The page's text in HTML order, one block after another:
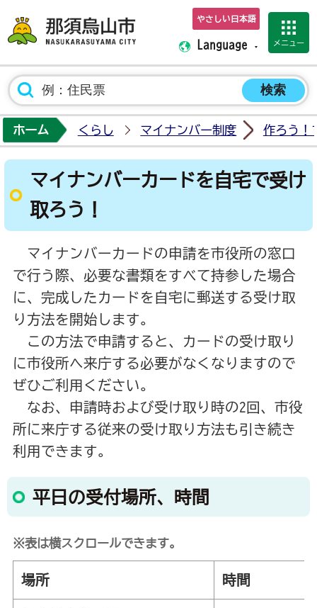
那須烏山市ホーム
やさしい日本語
Language メニュー
ホーム くらし マイナンバー制度 作ろう！
マイナンバーカードを自宅で受け
取ろう！
マイナンバーカードの申請を市役所の窓口
で行う際、必要な書類をすべて持参した場合
に、完成したカードを自宅に郵送する受け取
り方法を開始します。
この方法で申請すると、カードの受け取り
に市役所へ来庁する必要がなくなりますので
ぜひご利用ください。
なお、申請時および受け取り時の2回、市役
所に来庁する従来の受け取り方法も引き続き
利用できます。
平日の受付場所、時間
※表は横スクロールできます。
場所 時間